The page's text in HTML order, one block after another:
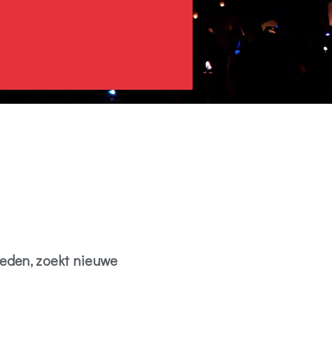
zoekt nieuwe